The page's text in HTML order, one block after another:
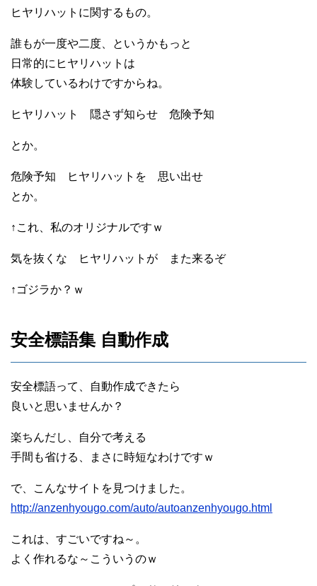
ヒヤリハットに関するもの。
誰もが一度や二度、というかもっと
日常的にヒヤリハットは
体験しているわけですからね。
ヒヤリハット 隠さず知らせ 危険予知
とか。
危険予知 ヒヤリハットを 思い出せ
とか。
↑これ、私のオリジナルですｗ
気を抜くな ヒヤリハットが また来るぞ
↑ゴジラか？ｗ
安全標語集 自動作成
安全標語って、自動作成できたら
良いと思いませんか？
楽ちんだし、自分で考える
手間も省ける、まさに時短なわけですｗ
で、こんなサイトを見つけました。
http://anzenhyougo.com/auto/autoanzenhyougo.html
これは、すごいですね～。
よく作れるな～こういうのｗ